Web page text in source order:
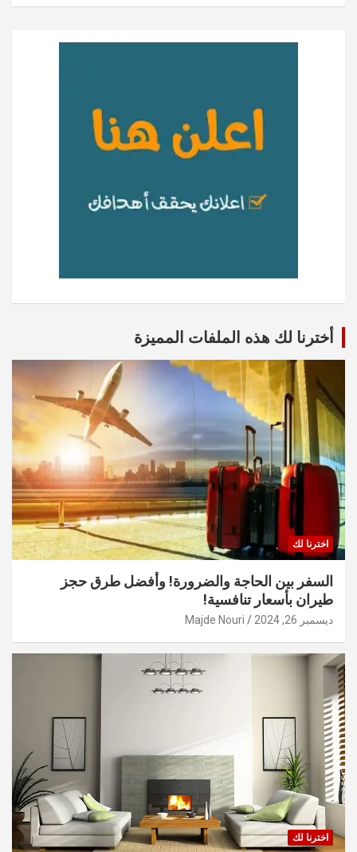
أخترنا لك هذه الملفات المميزة
اخترنا لك
السفر بين الحاجة والضرورة! وأفضل طرق حجز
طيران بأسعار تنافسية!
ديسمبر 26, 2024 Majde Nouri
اخترنا لك